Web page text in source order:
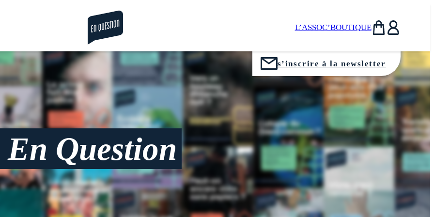
la revue en question
L’ASSOC’BOUTIQUE
PanierUtilisateur
s’inscrire à la newsletter
En Question